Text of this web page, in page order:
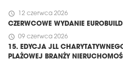
schedule 12 czerwca 2026
CZERWCOWE WYDANIE
schedule 09 czerwca 2026
15. EDYCJA JLL
PLAŻOWEJ BRANŻY